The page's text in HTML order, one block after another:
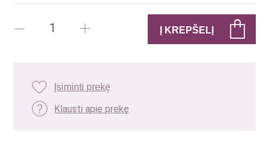
Įsiminti prekę
Klausti apie prekę